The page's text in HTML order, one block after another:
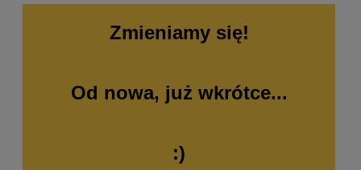
Zmieniamy się!
Od nowa, już wkrótce...
:)